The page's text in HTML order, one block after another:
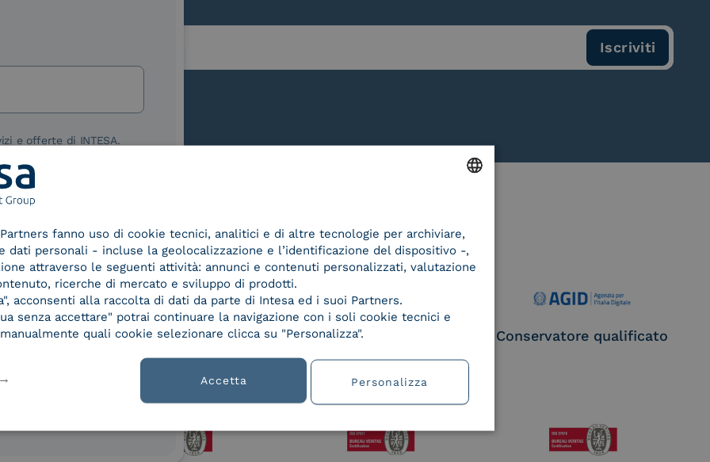
Trust
/
Service Provider e
Service Provider e
Conservatore qualificato
e offerte di INTESA.
di INTESA.
inviando una e-mail
se non si desidera ricevere
facendo clic sul
e-mail.
nelle Norme di tutela della
di aver letto e compreso
ITALIAN
fanno uso di cookie tecnici, analitici e di altre tecnologie per archiviare,
dati personali - incluse la geolocalizzazione e l’identificazione del dispositivo -,
attraverso le seguenti attività: annunci e contenuti personalizzati, valutazione
ricerche di mercato e sviluppo di prodotti.
acconsenti alla raccolta di dati da parte di Intesa ed i suoi Partners.
senza accettare" potrai continuare la navigazione con i soli cookie tecnici e
quali cookie selezionare clicca su "Personalizza".
Accetta Personalizza